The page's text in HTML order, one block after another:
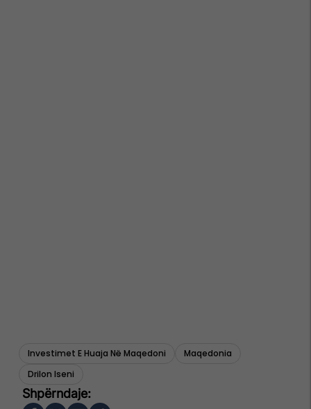
Investimet E Huaja Në Maqedoni
Maqedonia
Drilon Iseni